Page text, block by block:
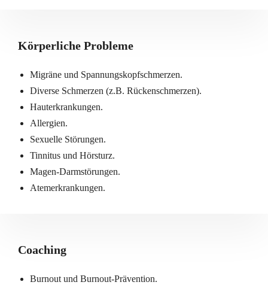
Körperliche Probleme
Migräne und Spannungskopfschmerzen.
Diverse Schmerzen (z.B. Rückenschmerzen).
Hauterkrankungen.
Allergien.
Sexuelle Störungen.
Tinnitus und Hörsturz.
Magen-Darmstörungen.
Atemerkrankungen.
Coaching
Burnout und Burnout-Prävention.